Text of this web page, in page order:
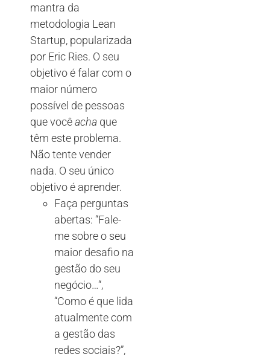
mantra da
metodologia Lean
Startup, popularizada
por Eric Ries. O seu
objetivo é falar com o
maior número
possível de pessoas
que vocêacha que
têm este problema.
Não tente vender
nada. O seu único
objetivo é aprender.
Faça perguntas
abertas: “Fale-
me sobre o seu
maior desafio na
gestão do seu
negócio…“,
“Como é que lida
atualmente com
a gestão das
redes sociais?”,